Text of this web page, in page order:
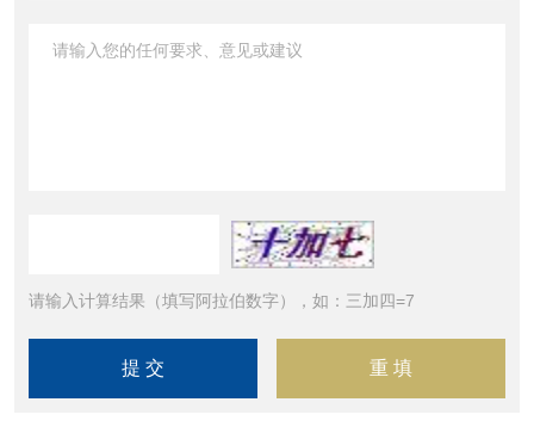
请输入计算结果（填写阿拉伯数字），如：三加四=7